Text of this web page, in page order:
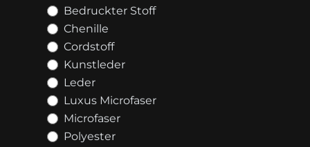
Bedruckter Stoff
Chenille
Cordstoff
Kunstleder
Leder
Luxus Microfaser
Microfaser
Polyester